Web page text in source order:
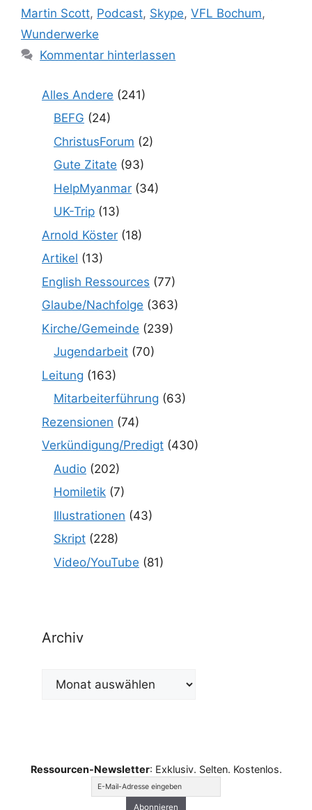
Martin Scott, Podcast, Skype, VFL Bochum,
Wunderwerke
Kommentar hinterlassen
Alles Andere (241)
BEFG (24)
ChristusForum (2)
Gute Zitate (93)
HelpMyanmar (34)
UK-Trip (13)
Arnold Köster (18)
Artikel (13)
English Ressources (77)
Glaube/Nachfolge (363)
Kirche/Gemeinde (239)
Jugendarbeit (70)
Leitung (163)
Mitarbeiterführung (63)
Rezensionen (74)
Verkündigung/Predigt (430)
Audio (202)
Homiletik (7)
Illustrationen (43)
Skript (228)
Video/YouTube (81)
Archiv
Archiv
Ressourcen-Newsletter: Exklusiv. Selten. Kostenlos.